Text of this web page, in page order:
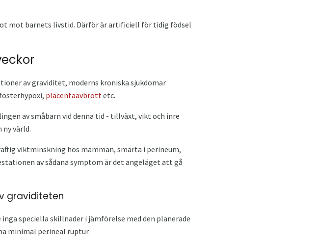
mot barnets livstid. Därför är artificiell för tidig födsel
av graviditet, moderns kroniska sjukdomar
placentaavbrott etc.
av småbarn vid denna tid - tillväxt, vikt och inre
värld.
viktminskning hos mamman, smärta i perineum,
av sådana symptom är det angeläget att gå
graviditeten
speciella skillnader i jämförelse med den planerade
minimal perineal ruptur.